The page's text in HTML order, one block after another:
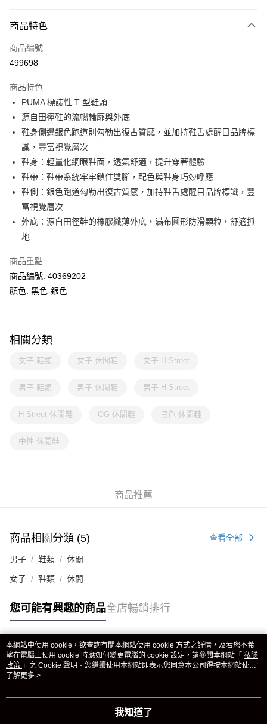
信用卡
線上付款
Alipay, PayMe, WeChat Pay, UnionPay, FPS
送貨方式
單筆訂單淨值滿$399可享免運費優惠
每筆HK$30.00，滿HK$399.00或以上免運費
滿$599可享澳門免運費優惠
商品特色
商品編號
499698
商品特色
PUMA 標誌性 T 型鞋頭
源自田徑鞋的流暢輪廓與外底
鞋身側邊銀色跑道則勾勒出復古質感，並加持鞋舌處醒目品牌標
識，豐富視覺層次
鞋身：輕量化網眼鞋面，透氣舒適，提升穿著體驗
鞋帶：鞋帶系統牢牢鎖住雙腳，配色與鞋身巧妙呼應
鞋側：銀色跑道勾勒出復古質感，加持鞋舌處醒目品牌標識，豐
富視覺層次
外底：源自田徑鞋的橡膠纖薄外底，滿布圓形防滑顆粒，舒適抓
地
商品重點
商品編號: 40369202
顏色: 黑色-銀色
相關分類
女子 鞋類 女子 休閒鞋 女子 H-Street
男子 鞋類 男子 休閒鞋 男子 H-Street
H-Street 休閒鞋 OG 休閒鞋 黑色 休閒鞋
中性 休閒鞋
商品推薦
商品相關分類 (5) 查看全部
男子 鞋類 休閒
女子 鞋類 休閒
您可能有興趣的商品全店暢銷排行
熱門標籤
熱銷排行
本網站中使用 cookie，欲查詢有關本網站使用 cookie 方式之詳情，及若您不希
望在電腦上使用 cookie 時應如何變更電腦的 cookie 設定，請參閱本網站「 私隱
政策 」之 Cookie 聲明。您繼續使用本網站即表示您同意本公司得按本網站使用
條款之 Cookie 聲明使用 cookie。
了解更多 >
我知道了